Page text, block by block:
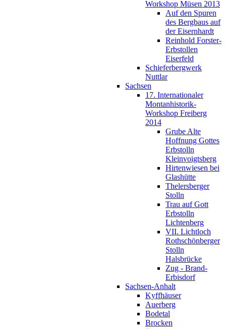
Workshop Müsen 2013
Auf den Spuren
des Bergbaus auf
der Eisernhardt
Reinhold Forster-
Erbstollen
Eiserfeld
Schieferbergwerk
Nuttlar
Sachsen
17. Internationaler
Montanhistorik-
Workshop Freiberg
2014
Grube Alte
Hoffnung Gottes
Erbstolln
Kleinvoigtsberg
Hirtenwiesen bei
Glashütte
Thelersberger
Stolln
Trau auf Gott
Erbstolln
Lichtenberg
VII. Lichtloch
Rothschönberger
Stolln
Halsbrücke
Zug - Brand-
Erbisdorf
Sachsen-Anhalt
Kyffhäuser
Auerberg
Bodetal
Brocken